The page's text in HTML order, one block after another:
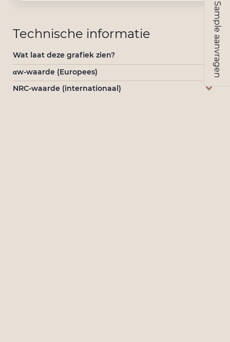
Technische informatie
Wat laat deze grafiek zien?
αw-waarde (Europees)
NRC-waarde (internationaal)
Sample aanvragen